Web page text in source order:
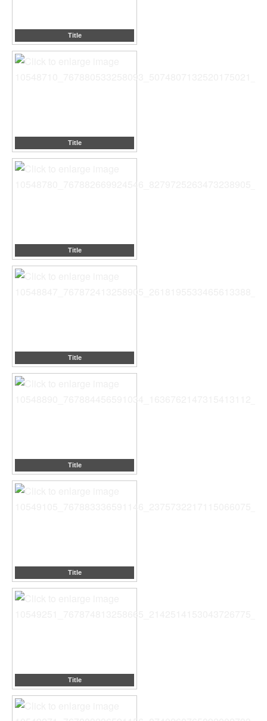
Title
Title
Title
Title
Title
Title
Title